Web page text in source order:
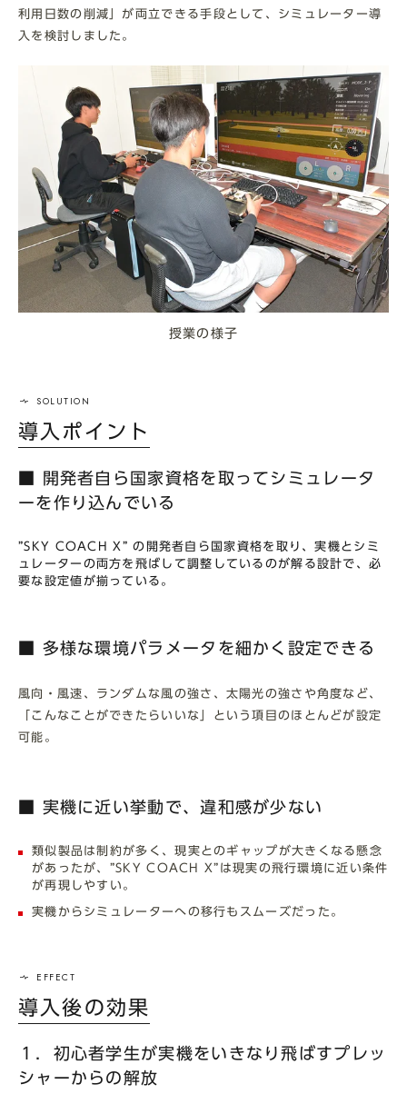
利用日数の削減」が両立できる手段として、シミュレーター導
入を検討しました。
授業の様子
導入ポイント
■ 開発者自ら国家資格を取ってシミュレータ
ーを作り込んでいる
”SKY COACH X” の開発者自ら国家資格を取り、実機とシミ
ュレーターの両方を飛ばして調整しているのが解る設計で、必
要な設定値が揃っている。
■ 多様な環境パラメータを細かく設定できる
風向・風速、ランダムな風の強さ、太陽光の強さや角度など、
「こんなことができたらいいな」という項目のほとんどが設定
可能。
■ 実機に近い挙動で、違和感が少ない
類似製品は制約が多く、現実とのギャップが大きくなる懸念
があったが、”SKY COACH X”は現実の飛行環境に近い条件
が再現しやすい。
実機からシミュレーターへの移行もスムーズだった。
導入後の効果
１．初心者学生が実機をいきなり飛ばすプレッ
シャーからの解放